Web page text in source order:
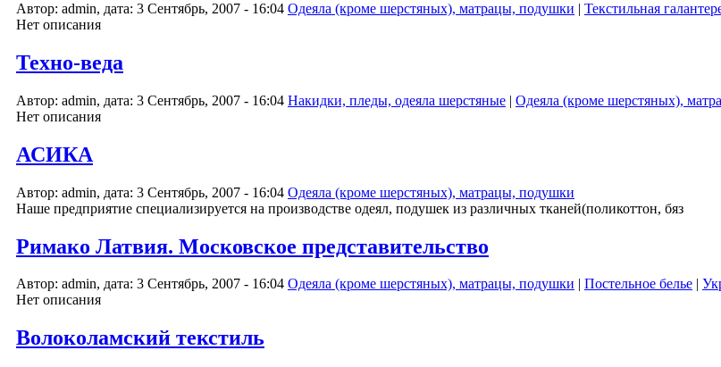
Автор: admin, дата: 3 Сентябрь, 2007 - 16:04 Одеяла (кроме шерстяных), матрацы, подушки | Текстильная
Нет описания
Техно-веда
Автор: admin, дата: 3 Сентябрь, 2007 - 16:04 Накидки, пледы, одеяла шерстяные | Одеяла (кроме шерстяных),
Нет описания
АСИКА
Автор: admin, дата: 3 Сентябрь, 2007 - 16:04 Одеяла (кроме шерстяных), матрацы, подушки
Наше предприятие специализируется на производстве одеял, подушек из различных тканей(поликоттон, бяз
Римако Латвия. Московское представительство
Автор: admin, дата: 3 Сентябрь, 2007 - 16:04 Одеяла (кроме шерстяных), матрацы, подушки Постельное белье
Нет описания
Волоколамский текстиль